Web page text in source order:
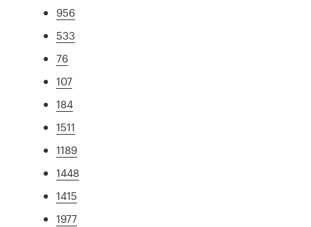
956
533
76
107
184
1511
1189
1448
1415
1977